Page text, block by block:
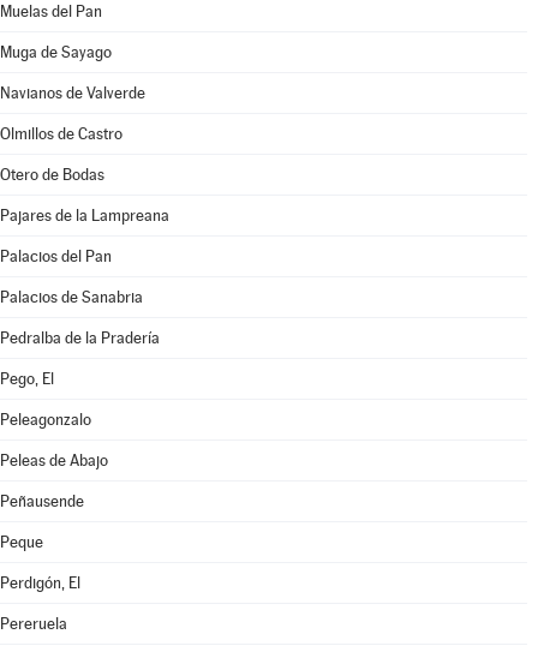
Muelas del Pan
Muga de Sayago
Navianos de Valverde
Olmillos de Castro
Otero de Bodas
Pajares de la Lampreana
Palacios del Pan
Palacios de Sanabria
Pedralba de la Pradería
Pego, El
Peleagonzalo
Peleas de Abajo
Peñausende
Peque
Perdigón, El
Pereruela